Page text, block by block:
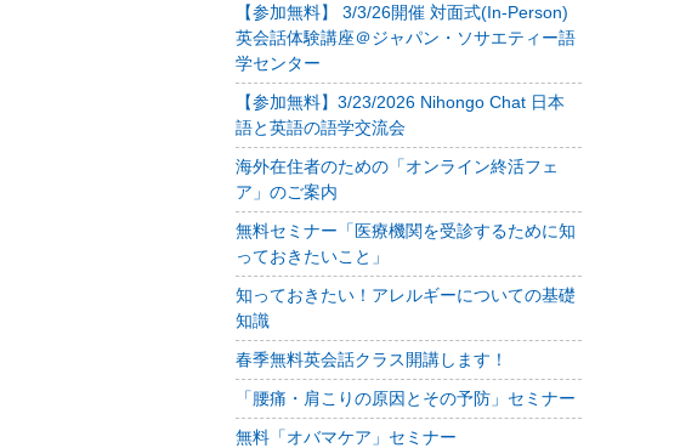
【参加無料】 3/3/26開催 対面式(In-Person)
英会話体験講座＠ジャパン・ソサエティー語
学センター
【参加無料】3/23/2026 Nihongo Chat 日本
語と英語の語学交流会
海外在住者のための「オンライン終活フェ
ア」のご案内
無料セミナー「医療機関を受診するために知
っておきたいこと」
知っておきたい！アレルギーについての基礎
知識
春季無料英会話クラス開講します！
「腰痛・肩こりの原因とその予防」セミナー
無料「オバマケア」セミナー